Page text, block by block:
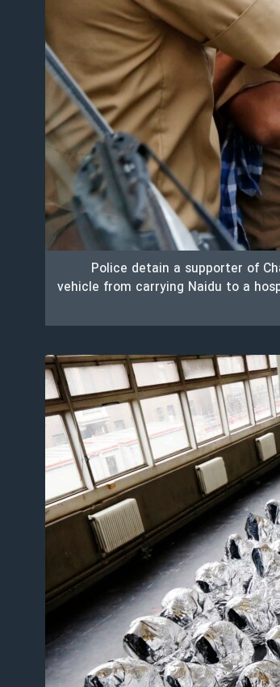
Police detain a supporter of
vehicle from carrying Naidu to a